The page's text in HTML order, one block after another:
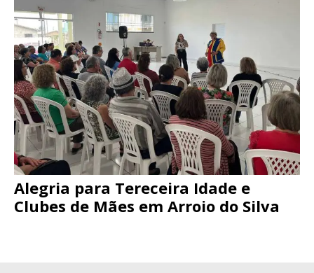
Alegria para Tereceira Idade e
Clubes de Mães em Arroio do Silva